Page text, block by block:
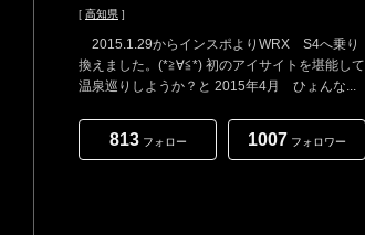
[ 高知県 ]
2015.1.29からインスポよりWRX S4へ乗り
換えました。(*≧∀≦*) 初のアイサイトを堪能して
温泉巡りしようか？と 2015年4月 ひょんな...
813フォロー 1007 フォロワー